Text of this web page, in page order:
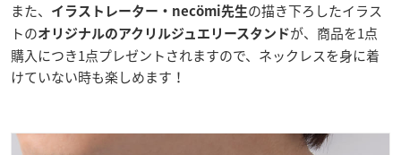
また、 イラストレーター・necömi先生の描き下ろしたイラス
トのオリジナルのアクリルジュエリースタンドが、商品を1点
購入につき1点プレゼントされますので、ネックレスを身に着
けていない時も楽しめます！